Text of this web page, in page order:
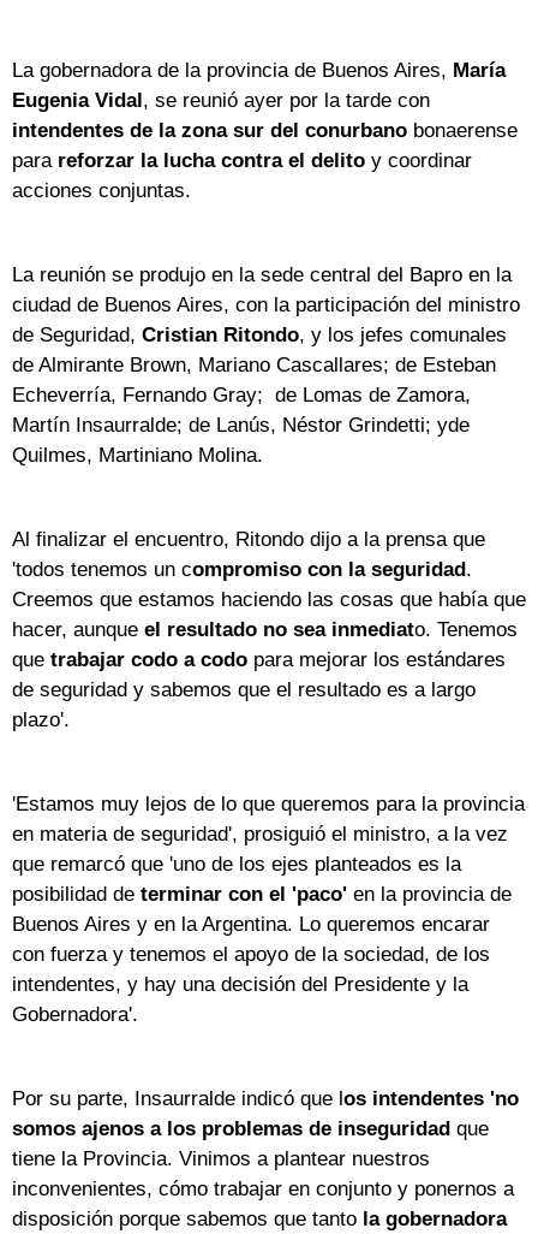
La gobernadora de la provincia de Buenos Aires, María
Eugenia Vidal, se reunió ayer por la tarde con
intendentes de la zona sur del conurbano bonaerense
parareforzar la lucha contra el delito y coordinar
acciones conjuntas.
La reunión se produjo en la sede central del Bapro en la
ciudad de Buenos Aires, con la participación del ministro
de Seguridad, Cristian Ritondo, y los jefes comunales
de Almirante Brown, Mariano Cascallares; de Esteban
Echeverría, Fernando Gray; de Lomas de Zamora,
Martín Insaurralde; de Lanús, Néstor Grindetti; yde
Quilmes, Martiniano Molina.
Al finalizar el encuentro, Ritondo dijo a la prensa que
'todos tenemos un compromiso con la seguridad.
Creemos que estamos haciendo las cosas que había que
hacer, aunque el resultado no sea inmediato. Tenemos
que trabajar codo a codo para mejorar los estándares
de seguridad y sabemos que el resultado es a largo
plazo'.
'Estamos muy lejos de lo que queremos para la provincia
en materia de seguridad', prosiguió el ministro, a la vez
que remarcó que 'uno de los ejes planteados es la
posibilidad de terminar con el 'paco' en la provincia de
Buenos Aires y en la Argentina. Lo queremos encarar
con fuerza y tenemos el apoyo de la sociedad, de los
intendentes, y hay una decisión del Presidente y la
Gobernadora'.
Por su parte, Insaurralde indicó que los intendentes 'no
somos ajenos a los problemas de inseguridad que
tiene la Provincia. Vinimos a plantear nuestros
inconvenientes, cómo trabajar en conjunto y ponernos a
disposición porque sabemos que tanto la gobernadora